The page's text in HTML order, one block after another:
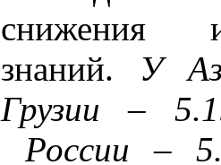
снижения
знаний.
У
Грузии –
России –